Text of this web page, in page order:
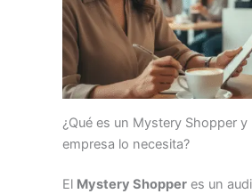
¿Qué es un Mystery Shopper
empresa lo necesita?
El Mystery Shopper es un